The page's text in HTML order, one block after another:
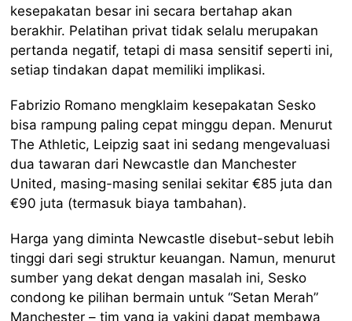
kesepakatan besar ini secara bertahap akan
berakhir. Pelatihan privat tidak selalu merupakan
pertanda negatif, tetapi di masa sensitif seperti ini,
setiap tindakan dapat memiliki implikasi.
Fabrizio Romano mengklaim kesepakatan Sesko
bisa rampung paling cepat minggu depan. Menurut
The Athletic, Leipzig saat ini sedang mengevaluasi
dua tawaran dari Newcastle dan Manchester
United, masing-masing senilai sekitar €85 juta dan
€90 juta (termasuk biaya tambahan).
Harga yang diminta Newcastle disebut-sebut lebih
tinggi dari segi struktur keuangan. Namun, menurut
sumber yang dekat dengan masalah ini, Sesko
condong ke pilihan bermain untuk “Setan Merah”
Manchester – tim yang ia yakini dapat membawa